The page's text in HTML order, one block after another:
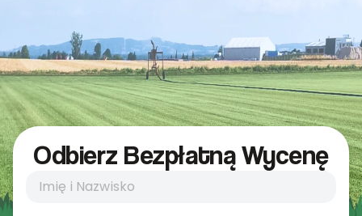
Odbierz Bezpłatną Wycenę